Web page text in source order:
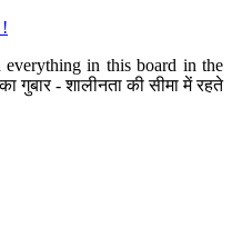
in this board in the
गुबार - शालीनता की सीमा में रहते